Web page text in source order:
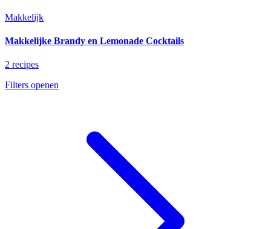
Makkelijk
Makkelijke Brandy en Lemonade Cocktails
2 recipes
Filters openen